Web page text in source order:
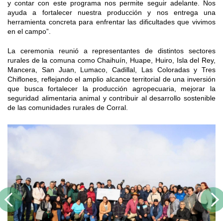
y contar con este programa nos permite seguir adelante. Nos
ayuda a fortalecer nuestra producción y nos entrega una
herramienta concreta para enfrentar las dificultades que vivimos
en el campo”.
La ceremonia reunió a representantes de distintos sectores
rurales de la comuna como Chaihuín, Huape, Huiro, Isla del Rey,
Mancera, San Juan, Lumaco, Cadillal, Las Coloradas y Tres
Chiflones, reflejando el amplio alcance territorial de una inversión
que busca fortalecer la producción agropecuaria, mejorar la
seguridad alimentaria animal y contribuir al desarrollo sostenible
de las comunidades rurales de Corral.
Next